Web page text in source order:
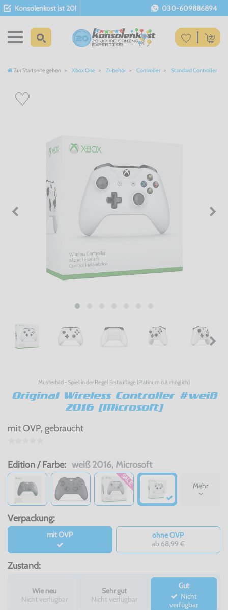
Konsolenkost ist 20! 030-609886894
Zur Startseite gehen Xbox One Zubehör Controller Standard Controller
Musterbild - Spiel in der Regel Erstauflage (Platinum o.ä. möglich)
Original Wireless Controller #weiß
2016 [Microsoft]
mit OVP, gebraucht
Edition / Farbe: weiß 2016, Microsoft
SALE Mehr
Verpackung:
mit OVP
ohne OVP
ab 68,99 €
Zustand:
Wie neu
Nicht verfügbar
Sehr gut
Nicht verfügbar
Gut
verfügbar